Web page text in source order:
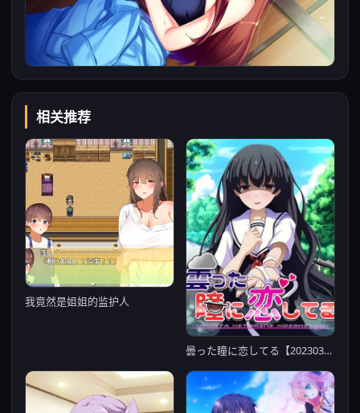
相关推荐
我竟然是姐姐的监护人
曇った瞳に恋してる【20230315】